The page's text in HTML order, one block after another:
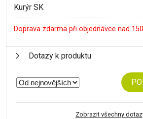
Kurýr SK
Doprava zdarma při objednávce nad
Dotazy k produktu
Zobrazit všechny